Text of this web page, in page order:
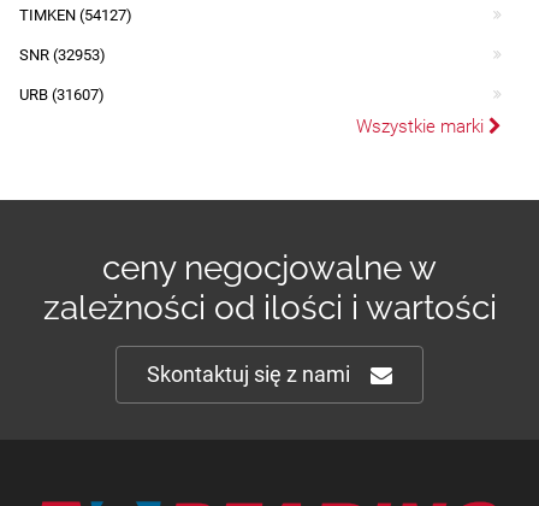
TIMKEN (54127)
SNR (32953)
URB (31607)
Wszystkie marki
ceny negocjowalne w
zależności od ilości i wartości
Skontaktuj się z nami